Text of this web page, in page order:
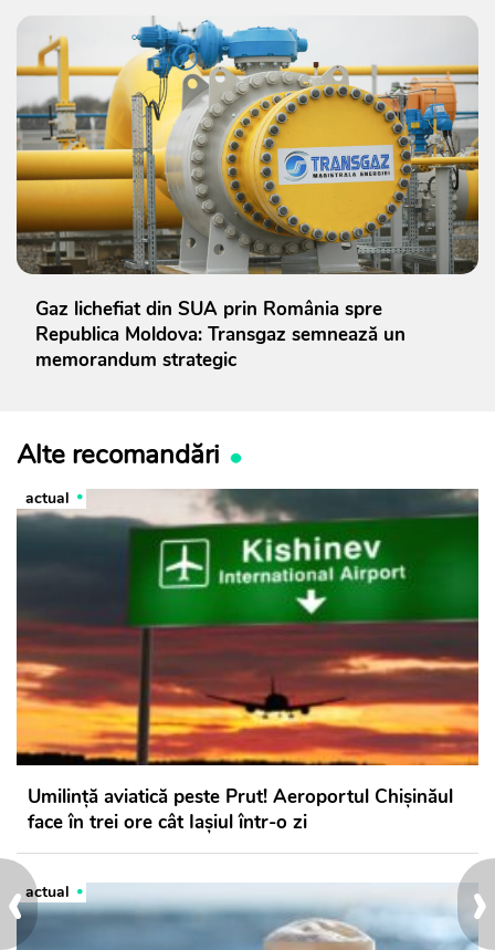
›
‹
Gaz lichefiat din SUA prin România spre
Republica Moldova: Transgaz semnează un
memorandum strategic
Alte recomandări
actual
Umilință aviatică peste Prut! Aeroportul Chișinăul
face în trei ore cât Iașiul într-o zi
actual